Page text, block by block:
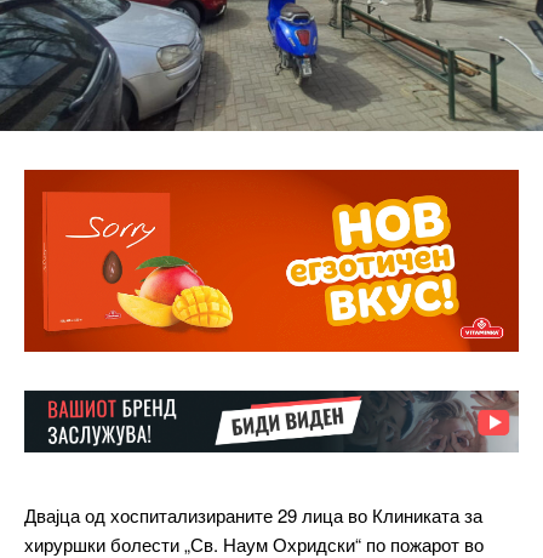
Двајца од хоспитализираните 29 лица во Клиниката за
хируршки болести „Св. Наум Охридски“ по пожарот во